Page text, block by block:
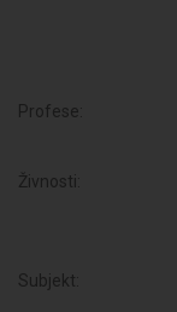
Profese:
Živnosti:
Subjekt: